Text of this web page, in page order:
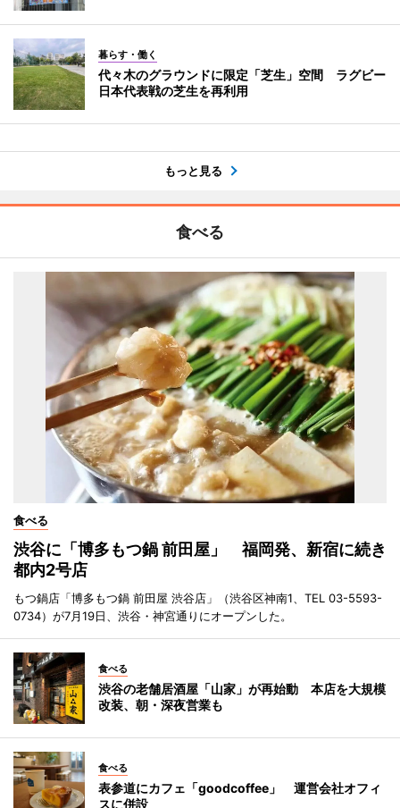
暮らす・働く
代々木のグラウンドに限定「芝生」空間 ラグビー
日本代表戦の芝生を再利用
もっと見る
食べる
食べる
渋谷に「博多もつ鍋 前田屋」 福岡発、新宿に続き
都内2号店
もつ鍋店「博多もつ鍋 前田屋 渋谷店」（渋谷区神南1、TEL 03-5593-
0734）が7月19日、渋谷・神宮通りにオープンした。
食べる
渋谷の老舗居酒屋「山家」が再始動 本店を大規模
改装、朝・深夜営業も
食べる
表参道にカフェ「goodcoffee」 運営会社オフィ
スに併設